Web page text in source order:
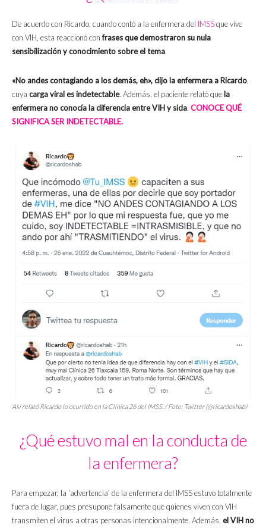
De acuerdo con Ricardo, cuando contó a la enfermera del IMSSque vive
con VIH, esta reaccionó confrases que demostraron su nula
sensibilización y conocimiento sobre el tema.
«No andes contagiando a los demás, eh», dijo la enfermera a Ricardo,
cuya carga viral es indetectable. Además, el paciente relató que la
enfermera no conocía la diferencia entre VIH y sida. CONOCE QUÉ
SIGNIFICA SER INDETECTABLE.
Así relató Ricardo lo ocurrido en la Clínica 26 del IMSS. / Foto: Twitter (@ricardoshab)
¿Qué estuvo mal en la conducta de
la enfermera?
Para empezar, la ‘advertencia’ de la enfermera del IMSS estuvo totalmente
fuera de lugar, pues presupone falsamente que quienes viven con VIH
transmiten el virus a otras personas intencionalmente. Además, el VIH no